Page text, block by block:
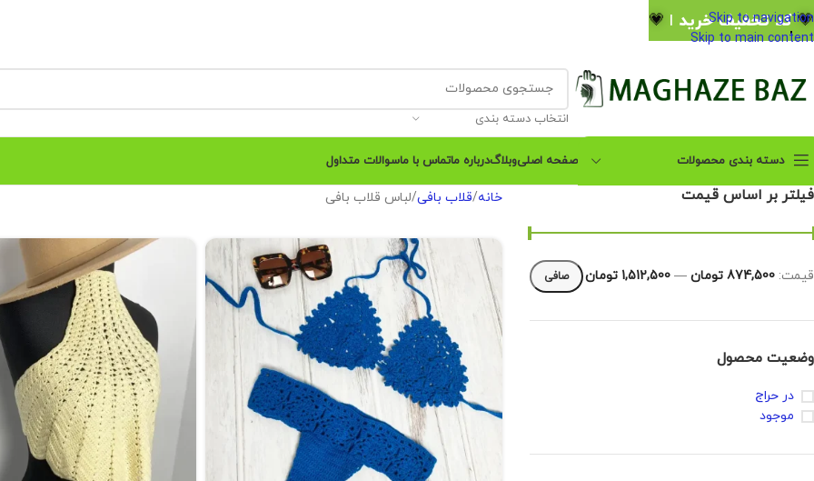
Skip to navigation
Skip to main content
انتخاب دسته بندی
دسته بندی محصولات
پکیج آموزشی 14 مدل صندل
پکیج آموزشی کیف مکرومه
آموزش آیینه مکرومه بافی
صفحه اصلیوبلاگدرباره ماتماس با ماسوالات متداول
فیلتر بر اساس قیمت
صافی قيمت: 874,500 تومان — 1,512,500 تومان
وضعیت محصول
در حراج
موجود
خانه قلاب بافی لباس قلاب بافی
💗 کد تخفیف خرید اول : maghazebazoff